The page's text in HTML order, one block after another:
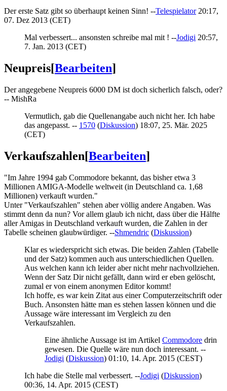
Der erste Satz gibt so überhaupt keinen Sinn! --Telespielator20:17,
07. Dez 2013 (CET)
Mal verbessert... ansonsten schreibe mal mit ! --Jodigi 20:57,
7. Jan. 2013 (CET)
Neupreis[Bearbeiten]
Der angegebene Neupreis 6000 DM ist doch sicherlich falsch, oder?
-- MishRa
Vermutlich, gab die Quellenangabe auch nicht her. Ich habe
das angepasst. -- 1570 (Diskussion) 18:07, 25. Mär. 2025
(CET)
Verkaufszahlen[Bearbeiten]
"Im Jahre 1994 gab Commodore bekannt, das bisher etwa 3
Millionen AMIGA-Modelle weltweit (in Deutschland ca. 1,68
Millionen) verkauft wurden."
Unter "Verkaufszahlen" stehen aber völlig andere Angaben. Was
stimmt denn da nun? Vor allem glaub ich nicht, dass über die Hälfte
aller Amigas in Deutschland verkauft wurden, die Zahlen in der
Tabelle scheinen glaubwürdiger. --Shmendric (Diskussion)
Klar es wiederspricht sich etwas. Die beiden Zahlen (Tabelle
und der Satz) kommen auch aus unterschiedlichen Quellen.
Aus welchen kann ich leider aber nicht mehr nachvollziehen.
Wenn der Satz Dir nicht gefällt, dann wird er eben gelöscht,
zumal er von einem anonymen Editor kommt!
Ich hoffe, es war kein Zitat aus einer Computerzeitschrift oder
Buch. Ansonsten hätte man es stehen lassen können und die
Aussage wäre interessant im Vergleich zu den
Verkaufszahlen.
Eine ähnliche Aussage ist im Artikel Commodore drin
gewesen. Die Quelle wäre nun doch interessant. --
Jodigi (Diskussion) 01:10, 14. Apr. 2015 (CEST)
Ich habe die Stelle mal verbessert. --Jodigi (Diskussion)
00:36, 14. Apr. 2015 (CEST)